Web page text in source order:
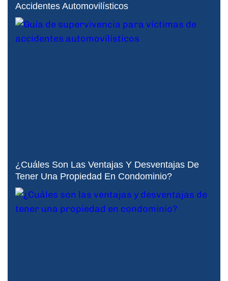
Accidentes Automovilísticos
¿Cuáles Son Las Ventajas Y Desventajas De
Tener Una Propiedad En Condominio?